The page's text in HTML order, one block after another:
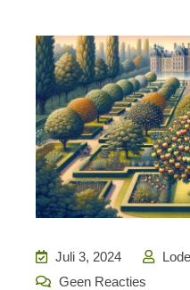
Juli 3, 2024
Geen Reacties